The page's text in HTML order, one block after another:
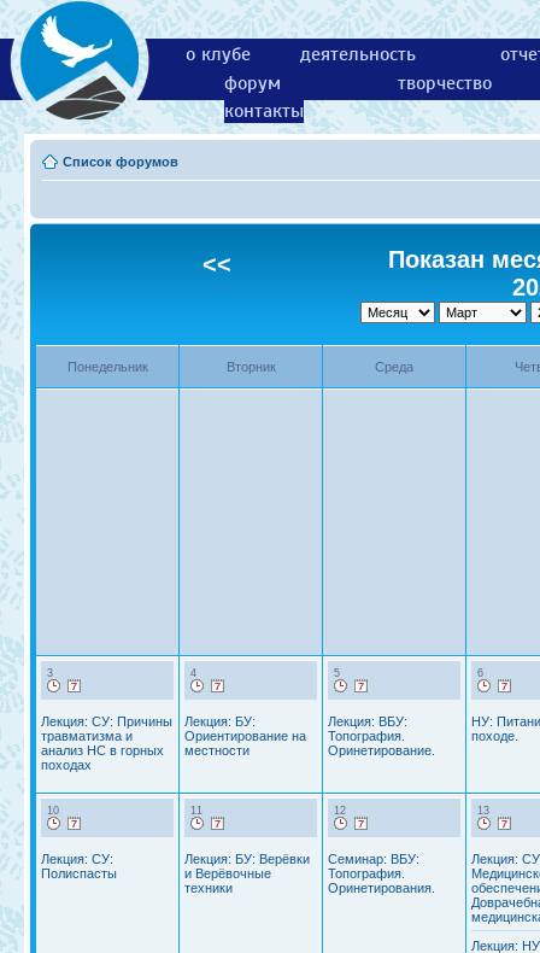
о клубе деятельность
форум
творчество
контакты
Список форумов
<<
Показан
Понедельник Вторник Среда
3
Лекция: СУ: Причины
травматизма и
анализ НС в горных
походах
4
Лекция: БУ:
Ориентирование на
местности
5
Лекция: ВБУ:
Топография.
Оринетирование.
6
НУ:
походе.
10
Лекция: СУ:
Полиспасты
11
Лекция: БУ: Верёвки
и Верёвочные
техники
12
Семинар: ВБУ:
Топография.
Оринетирования.
13
Лекция:
Лекция: